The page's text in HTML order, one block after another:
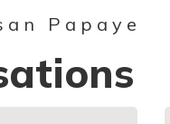
Papaye